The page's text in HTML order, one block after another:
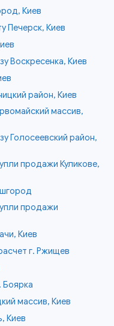
Киев
Печерск, Киев
Воскресенка, Киев
район, Киев
массив,
Голосеевский район,
продажи Куликове,
продажи
Киев
г. Ржищев
Боярка
массив, Киев
Киев